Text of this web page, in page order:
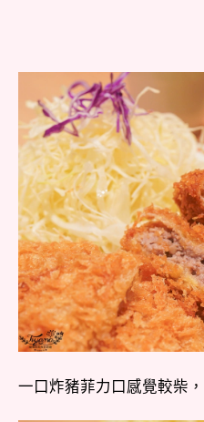
一口炸豬菲力口感覺較柴